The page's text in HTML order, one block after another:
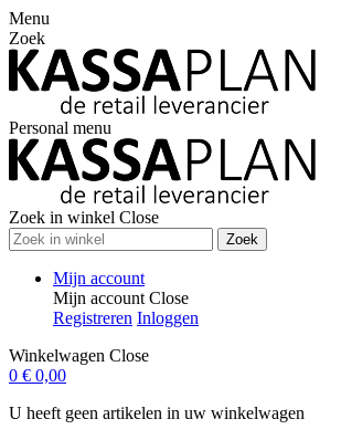
Menu
Zoek
Personal menu
Zoek in winkel Close
Zoek
Mijn account
Mijn account Close
Registreren Inloggen
Winkelwagen Close
0 € 0,00
U heeft geen artikelen in uw winkelwagen